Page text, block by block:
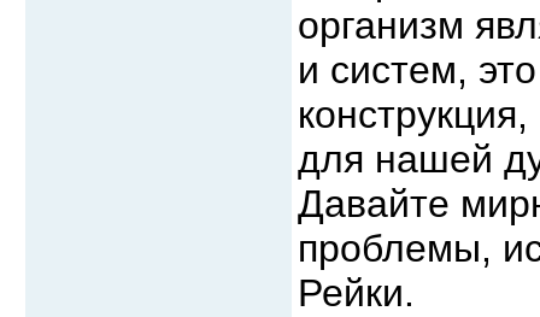
организм
и систем,
для нашей
Давайте
проблемы,
Рейки.